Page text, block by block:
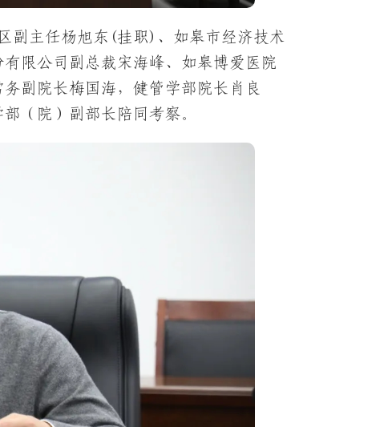
副主任杨旭东(挂职)、如皋市经济技术
限公司副总裁宋海峰、如皋博爱医院
副院长梅国海，健管学部院长肖良
（院）副部长陪同考察。